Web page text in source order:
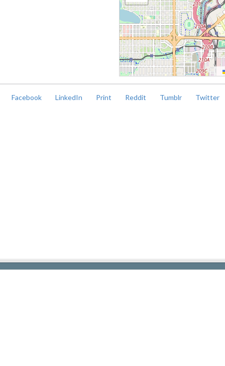
Facebook LinkedIn Print Reddit Tumblr Twitter